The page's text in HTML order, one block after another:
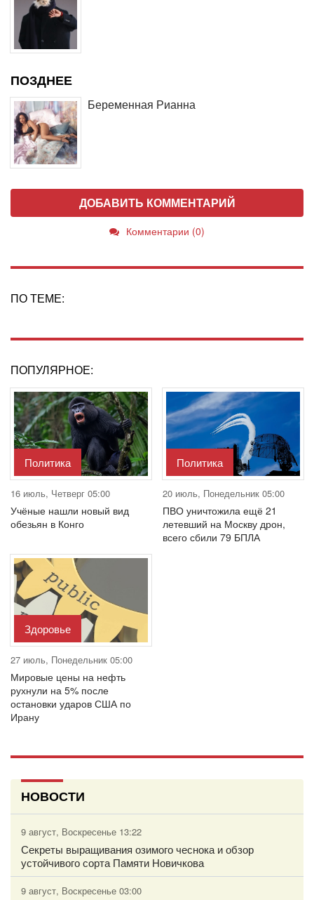
ПОЗДНЕЕ
Беременная Рианна
ДОБАВИТЬ КОММЕНТАРИЙ
Комментарии (0)
ПО ТЕМЕ:
ПОПУЛЯРНОЕ:
Политика
16 июль, Четверг 05:00
Учёные нашли новый вид
обезьян в Конго
Политика
20 июль, Понедельник 05:00
ПВО уничтожила ещё 21
летевший на Москву дрон,
всего сбили 79 БПЛА
Здоровье
27 июль, Понедельник 05:00
Мировые цены на нефть
рухнули на 5% после
остановки ударов США по
Ирану
НОВОСТИ
9 август, Воскресенье 13:22
Секреты выращивания озимого чеснока и обзор
устойчивого сорта Памяти Новичкова
9 август, Воскресенье 03:00